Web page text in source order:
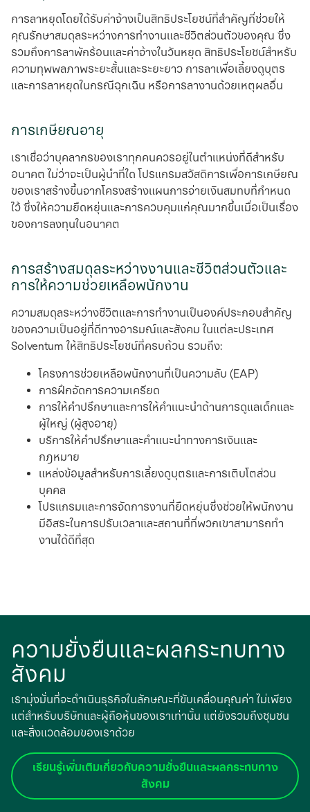
การลาหยุดโดยได้รับค่าจ้างเป็นสิทธิประโยชน์ที่สําคัญที่ช่วยให้
คุณรักษาสมดุลระหว่างการทํางานและชีวิตส่วนตัวของคุณ ซึ่ง
รวมถึงการลาพักร้อนและค่าจ้างในวันหยุด สิทธิประโยชน์สําหรับ
ความทุพพลภาพระยะสั้นและระยะยาว การลาเพื่อเลี้ยงดูบุตร
และการลาหยุดในกรณีฉุกเฉิน หรือการลางานด้วยเหตุผลอื่น
การเกษียณอายุ
เราเชื่อว่าบุคลากรของเราทุกคนควรอยู่ในตําแหน่งที่ดีสําหรับ
อนาคต ไม่ว่าจะเป็นผู้นําที่ใด โปรแกรมสวัสดิการเพื่อการเกษียณ
ของเราสร้างขึ้นจากโครงสร้างแผนการจ่ายเงินสมทบที่กําหนด
ไว้ ซึ่งให้ความยืดหยุ่นและการควบคุมแก่คุณมากขึ้นเมื่อเป็นเรื่อง
ของการลงทุนในอนาคต
การสร้างสมดุลระหว่างงานและชีวิตส่วนตัวและ
การให้ความช่วยเหลือพนักงาน
ความสมดุลระหว่างชีวิตและการทํางานเป็นองค์ประกอบสําคัญ
ของความเป็นอยู่ที่ดีทางอารมณ์และสังคม ในแต่ละประเทศ
Solventum ให้สิทธิประโยชน์ที่ครบถ้วน รวมถึง:
โครงการช่วยเหลือพนักงานที่เป็นความลับ (EAP)
การฝึกจัดการความเครียด
การให้คําปรึกษาและการให้คำแนะนำด้านการดูแลเด็กและ
ผู้ใหญ่ (ผู้สูงอายุ)
บริการให้คําปรึกษาและคำแนะนําทางการเงินและ
กฎหมาย
แหล่งข้อมูลสําหรับการเลี้ยงดูบุตรและการเติบโตส่วน
บุคคล
โปรแกรมและการจัดการงานที่ยืดหยุ่นซึ่งช่วยให้พนักงาน
มีอิสระในการปรับเวลาและสถานที่ที่พวกเขาสามารถทํา
งานได้ดีที่สุด
ความยั่งยืนและผลกระทบทาง
สังคม
เรามุ่งมั่นที่จะดําเนินธุรกิจในลักษณะที่ขับเคลื่อนคุณค่า ไม่เพียง
แต่สําหรับบริษัทและผู้ถือหุ้นของเราเท่านั้น แต่ยังรวมถึงชุมชน
และสิ่งแวดล้อมของเราด้วย
เรียนรู้เพิ่มเติมเกี่ยวกับความยั่งยืนและผลกระทบทาง
สังคม